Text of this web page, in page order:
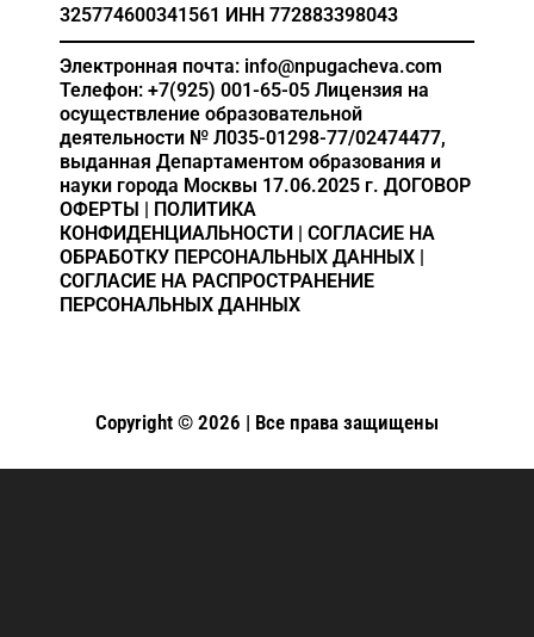
325774600341561 ИНН 772883398043
Электронная почта: info@npugacheva.com
Телефон: +7(925) 001-65-05 Лицензия на
осуществление образовательной
деятельности № Л035-01298-77/02474477,
выданная Департаментом образования и
науки города Москвы 17.06.2025 г. ДОГОВОР
ОФЕРТЫ | ПОЛИТИКА
КОНФИДЕНЦИАЛЬНОСТИ | СОГЛАСИЕ НА
ОБРАБОТКУ ПЕРСОНАЛЬНЫХ ДАННЫХ |
СОГЛАСИЕ НА РАСПРОСТРАНЕНИЕ
ПЕРСОНАЛЬНЫХ ДАННЫХ
Copyright © 2026 | Все права защищены